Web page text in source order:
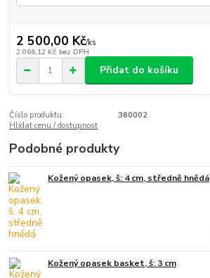
2 500,00 Kč/ks
2 066,12 Kč bez DPH
Přidat do košíku
Číslo produktu:
360002
Hlídat cenu / dostupnost
Podobné produkty
Kožený opasek, š: 4 cm, středně hnědá
Kožený opasek basket, š: 3 cm